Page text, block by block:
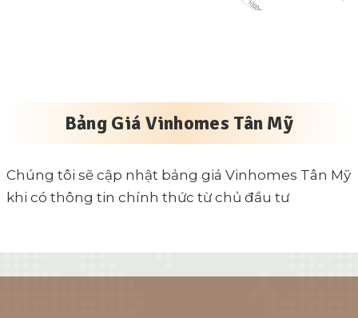
Bảng Giá Vinhomes Tân Mỹ
Chúng tôi sẽ cập nhật bảng giá Vinhomes Tân Mỹ
khi có thông tin chính thức từ chủ đầu tư